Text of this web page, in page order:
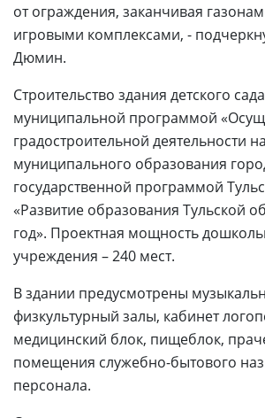
от ограждения, заканчивая
игровыми комплексами, -
Дюмин.
Строительство здания детского
муниципальной программой
градостроительной деятельности
муниципального образования
государственной программой
«Развитие образования Тульской
год». Проектная мощность
учреждения – 240 мест.
В здании предусмотрены
физкультурный залы, кабинет
медицинский блок, пищеблок,
помещения служебно-бытового
персонала.